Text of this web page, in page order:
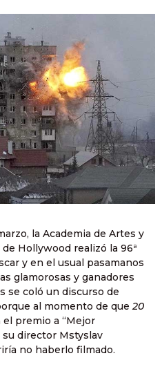
la Academia de Artes y
Hollywood realizó la 96ª
y en el usual pasamanos
glamorosas y ganadores
se coló un discurso de
al momento de que20
premio a “Mejor
su director Mstyslav
no haberlo filmado.